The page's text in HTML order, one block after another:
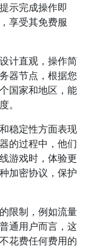
示完成操作即
享受其免费服
计直观，操作简
器节点，根据您
国家和地区，能
。
稳定性方面表现
的过程中，他们
游戏时，体验更
加密协议，保护
限制，例如流量
通用户而言，这
花费任何费用的